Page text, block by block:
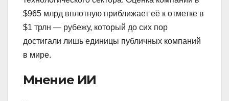
$965 млрд вплотную приближает её к отметке в
$1 трлн — рубежу, который до сих пор
достигали лишь единицы публичных компаний
в мире.
Мнение ИИ